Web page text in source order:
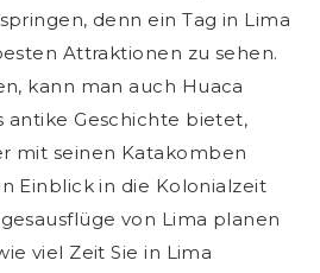
denn ein Tag in Lima
Attraktionen zu sehen.
kann man auch Huaca
antike Geschichte bietet,
mit seinen Katakomben
Einblick in die Kolonialzeit
von Lima planen
viel Zeit Sie in Lima